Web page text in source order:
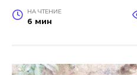
НА ЧТЕНИЕ
6 мин